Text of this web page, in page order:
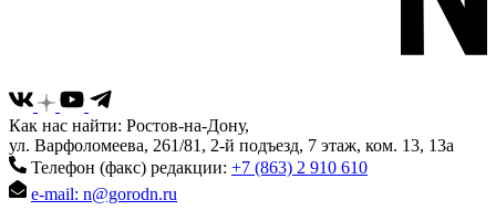
Как нас найти: Ростов-на-Дону,
ул. Варфоломеева, 261/81, 2-й подъезд, 7 этаж, ком. 13, 13а
Телефон (факс) редакции: +7 (863) 2 910 610
e-mail: n@gorodn.ru